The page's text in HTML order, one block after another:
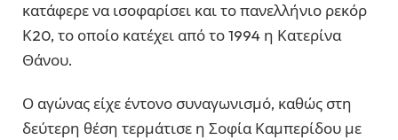
κατάφερε να ισοφαρίσει και το πανελλήνιο ρεκόρ
Κ20, το οποίο κατέχει από το 1994 η Κατερίνα
Θάνου.
Ο αγώνας είχε έντονο συναγωνισμό, καθώς στη
δεύτερη θέση τερμάτισε η Σοφία Καμπερίδου με